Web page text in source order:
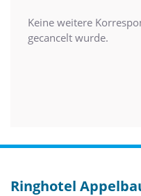
Keine weitere
gecancelt wurde.
Ringhotel